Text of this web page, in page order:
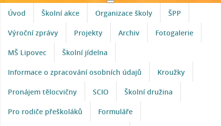
Úvod Školní akce Organizace školy ŠPP
Výroční zprávy Projekty Archiv Fotogalerie
MŠ Lipovec Školní jídelna
Informace o zpracování osobních údajů Kroužky
Pronájem tělocvičny SCIO Školní družina
Pro rodiče přeškoláků Formuláře